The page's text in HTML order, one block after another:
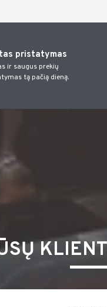
pristatymas
ir saugus prekių
tą pačią dieną.